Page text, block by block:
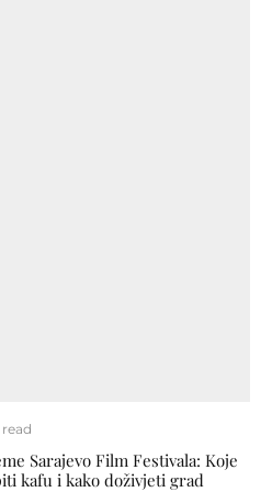
Sarajevo Film Festivala: Koje
kafu i kako doživjeti grad